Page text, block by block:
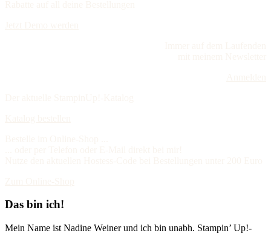
Das bin ich!
Mein Name ist Nadine Weiner und ich bin unabh. Stampin’ Up!-